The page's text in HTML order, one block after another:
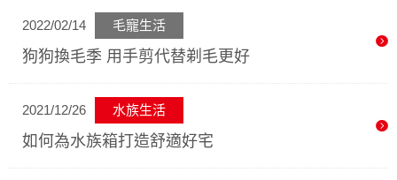
2022/02/14 毛寵生活
狗狗換毛季 用手剪代替剃毛更好
2021/12/26 水族生活
如何為水族箱打造舒適好宅